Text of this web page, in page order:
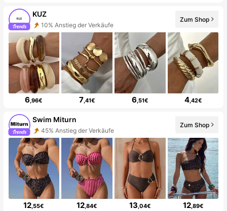
KUZ
10% Anstieg der Verkäufe
Zum Shop
6,96€ 7,41€ 6,51€ 4,42€
Swim Miturn
45% Anstieg der Verkäufe
Zum Shop
12,55€ 12,84€ 13,04€ 12,89€